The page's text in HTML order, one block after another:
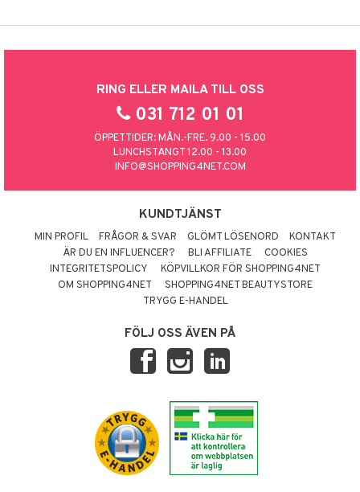
RING ELLER MAILA TILL OSS
031 712 01 01
ÖPPETTIDER: MÅN.-FRE. 9.00 - 15.00
LUNCHSTÄNGT 12.00 - 13.00
INFO@SHOPPING4NET.COM
KUNDTJÄNST
MIN PROFIL FRÅGOR & SVAR GLÖMT LÖSENORD
KONTAKT
ÄR DU EN INFLUENCER?
BLI AFFILIATE
COOKIES
INTEGRITETSPOLICY
KÖPVILLKOR FÖR SHOPPING4NET
OM SHOPPING4NET
SHOPPING4NET BEAUTYSTORE
TRYGG E-HANDEL
FÖLJ OSS ÄVEN PÅ